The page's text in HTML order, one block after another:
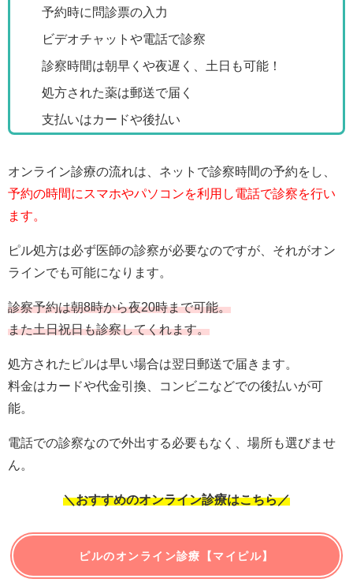
予約時に問診票の入力
ビデオチャットや電話で診察
診察時間は朝早くや夜遅く、土日も可能！
処方された薬は郵送で届く
支払いはカードや後払い
オンライン診療の流れは、ネットで診察時間の予約をし、
予約の時間にスマホやパソコンを利用し電話で診察を行い
ます。
ピル処方は必ず医師の診察が必要なのですが、それがオン
ラインでも可能になります。
診察予約は朝8時から夜20時まで可能。
また土日祝日も診察してくれます。
処方されたピルは早い場合は翌日郵送で届きます。
料金はカードや代金引換、コンビニなどでの後払いが可
能。
電話での診察なので外出する必要もなく、場所も選びませ
ん。
＼おすすめのオンライン診療はこちら／
ピルのオンライン診療【マイピル】